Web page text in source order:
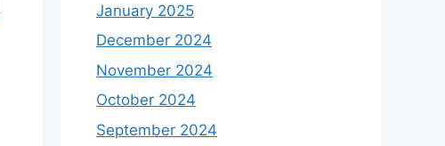
January 2025
December 2024
November 2024
October 2024
September 2024